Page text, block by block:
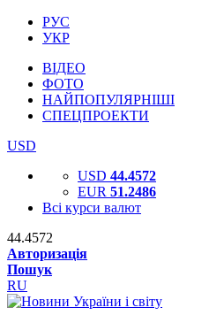
РУС
УКР
ВІДЕО
ФОТО
НАЙПОПУЛЯРНІШІ
СПЕЦПРОЕКТИ
USD
USD 44.4572
EUR 51.2486
Всі курси валют
44.4572
Авторизація
Пошук
RU